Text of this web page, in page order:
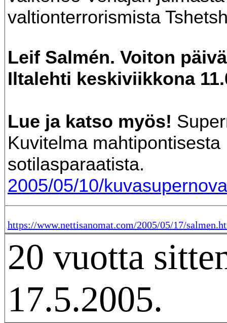
valtionterrorismista
Leif Salmén. Voiton
Iltalehti keskiviikkona
Lue ja katso myös!
Kuvitelma mahtipontisesta
sotilasparaatista.
2005/05/10/
https://www.nettisanomat.com/2005/05/17/
20 vuotta
17.5.2005.